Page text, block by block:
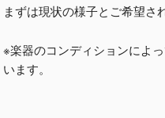
まずは現状の様子とご希望さ
※楽器のコンディションによ
います。